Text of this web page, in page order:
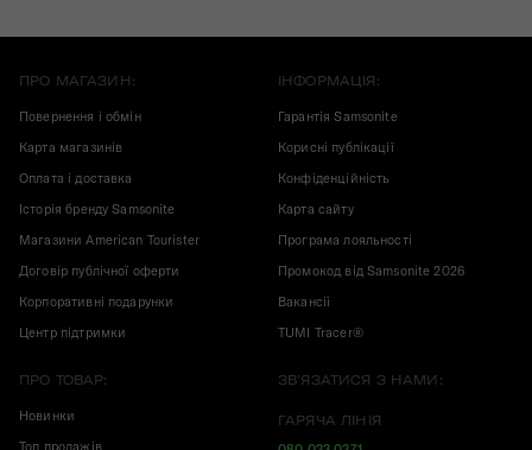
ПРО МАГАЗИН:
Повернення і обмін
Карта магазинів
Оплата і доставка
Історія бренду Samsonite
Магазини American Tourister
Договір публічної оферти
Корпоративні подарунки
Центр підтримки
ІНФОРМАЦІЯ:
Гарантія Samsonite
Корисні публікації
Конфіденційність
Карта сайту
Програма лояльності
Промокод від Samsonite 2026
Вакансії
TUMI Tracer®
ПРО ТОВАР:
Новинки
Топ продажів
ЗВ'ЯЗАТИСЯ З НАМИ:
ГАРЯЧА ЛІНІЯ